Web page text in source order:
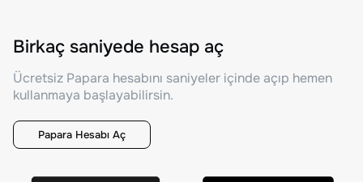
Birkaç saniyede hesap aç
Ücretsiz Papara hesabını saniyeler içinde açıp hemen
kullanmaya başlayabilirsin.
Papara Hesabı Aç